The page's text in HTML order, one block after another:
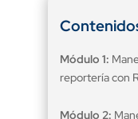
Módulo 1:
reportería con
Módulo 2: